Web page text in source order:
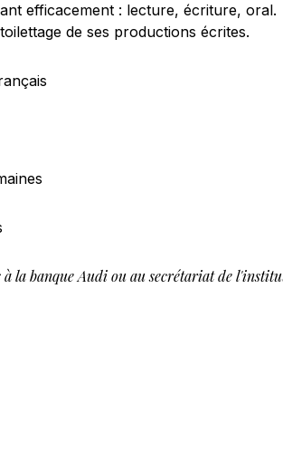
efficacement : lecture, écriture, oral.
de ses productions écrites.
à la banque Audi ou au secrétariat de